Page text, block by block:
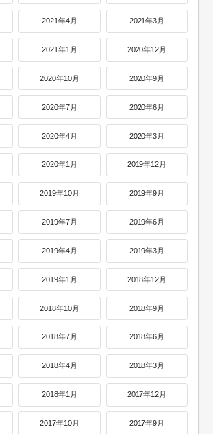
2021年4月 2021年3月
2021年1月 2020年12月
2020年10月 2020年9月
2020年7月 2020年6月
2020年4月 2020年3月
2020年1月 2019年12月
2019年10月 2019年9月
2019年7月 2019年6月
2019年4月 2019年3月
2019年1月 2018年12月
2018年10月 2018年9月
2018年7月 2018年6月
2018年4月 2018年3月
2018年1月 2017年12月
2017年10月 2017年9月